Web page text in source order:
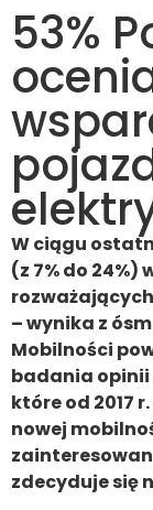
53%
W ciągu
(z 7% do 24%)
– wynika z
Mobilności
badania opinii
które od 2017
nowej
zdecyduje się